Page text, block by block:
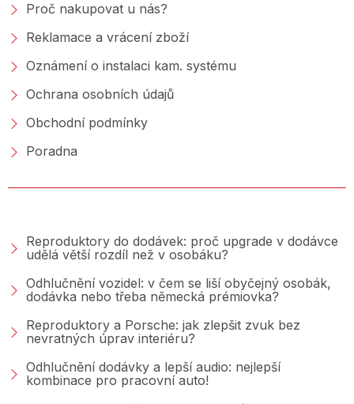
Proč nakupovat u nás?
Reklamace a vrácení zboží
Oznámení o instalaci kam. systému
Ochrana osobních údajů
Obchodní podmínky
Poradna
Reproduktory do dodávek: proč upgrade v dodávce
udělá větší rozdíl než v osobáku?
Odhlučnění vozidel: v čem se liší obyčejný osobák,
dodávka nebo třeba německá prémiovka?
Reproduktory a Porsche: jak zlepšit zvuk bez
nevratných úprav interiéru?
Odhlučnění dodávky a lepší audio: nejlepší
kombinace pro pracovní auto!